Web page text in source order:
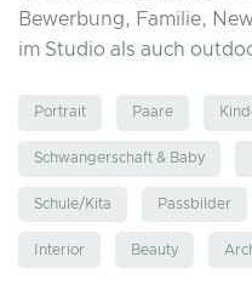
Bewerbung, Familie,
im Studio als auch
Portrait Paare
Schwangerschaft & Baby
Schule/Kita Passbilder
Interior Beauty